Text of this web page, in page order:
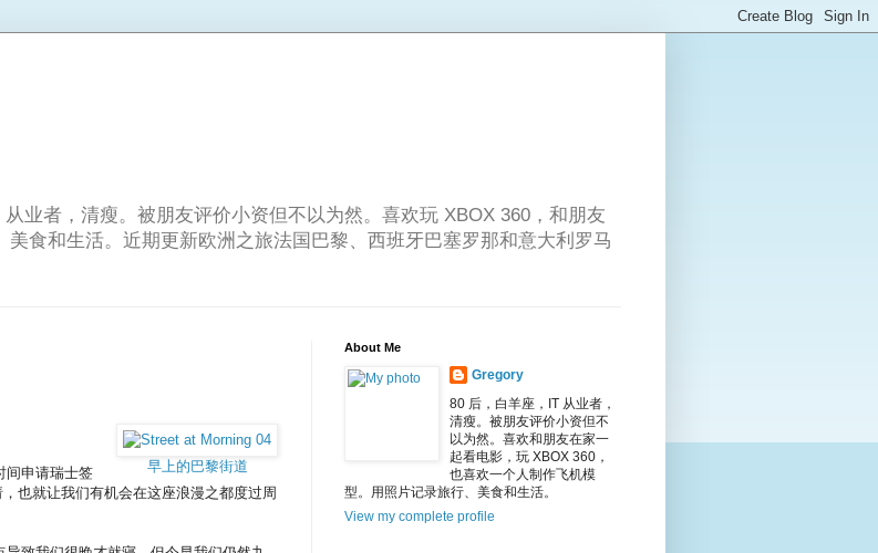
业者，清瘦。被朋友评价小资但不以为然。喜欢玩 XBOX 360，和朋友
食和生活。近期更新欧洲之旅法国巴黎、西班牙巴塞罗那和意大利罗马
早上的巴黎街道
间申请瑞士签
也就让我们有机会在这座浪漫之都度过周
About Me
Gregory
80 后，白羊座，IT 从业者，
清瘦。被朋友评价小资但不
以为然。喜欢和朋友在家一
起看电影，玩 XBOX 360，
也喜欢一个人制作飞机模
型。用照片记录旅行、美食和生活。
View my complete profile